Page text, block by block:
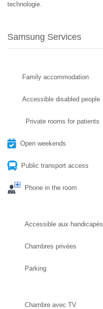
technologie.
Samsung Services
Family accommodation
Accessible disabled people
Private rooms for patients
Open weekends
Public transport access
Phone in the room
Accessible aux handicapés
Chambres privées
Parking
Chambre avec TV